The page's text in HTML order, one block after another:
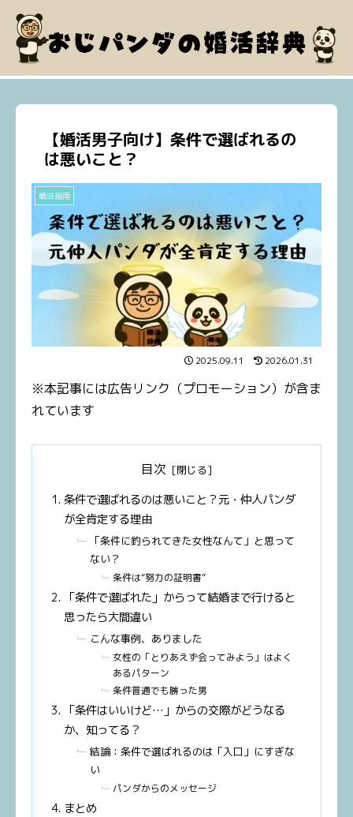
【婚活男子向け】条件で選ばれるの
は悪いこと？
婚活指南
2025.09.11 2026.01.31
※本記事には広告リンク（プロモーション）が含ま
れています
目次
条件で選ばれるのは悪いこと？元・仲人パンダ
が全肯定する理由
「条件に釣られてきた女性なんて」と思って
ない？
条件は“努力の証明書”
「条件で選ばれた」からって結婚まで行けると
思ったら大間違い
こんな事例、ありました
女性の「とりあえず会ってみよう」はよく
あるパターン
条件普通でも勝った男
「条件はいいけど…」からの交際がどうなる
か、知ってる？
結論：条件で選ばれるのは「入口」にすぎな
い
パンダからのメッセージ
まとめ